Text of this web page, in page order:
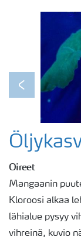
Previous
Oireet
Mangaanin
Kloroosi alkaa
lähialue pysyy
vihreinä, kuvio